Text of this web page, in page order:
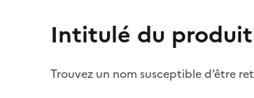
Intitulé du produit
Trouvez un nom susceptible d’être